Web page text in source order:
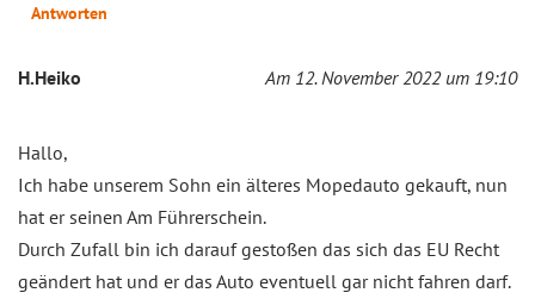
Antworten
H.Heiko Am 12. November 2022 um 19:10
Hallo,
Ich habe unserem Sohn ein älteres Mopedauto gekauft, nun
hat er seinen Am Führerschein.
Durch Zufall bin ich darauf gestoßen das sich das EU Recht
geändert hat und er das Auto eventuell gar nicht fahren darf.